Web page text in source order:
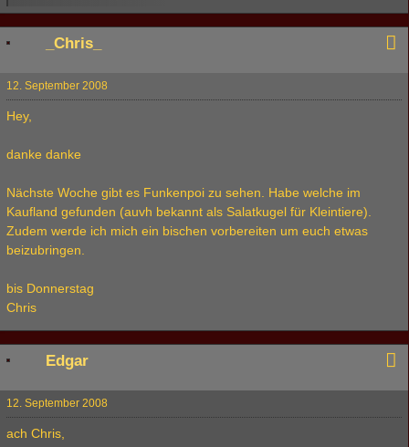
_Chris_
12. September 2008
Hey,
danke danke
Nächste Woche gibt es Funkenpoi zu sehen. Habe welche im
Kaufland gefunden (auvh bekannt als Salatkugel für Kleintiere).
Zudem werde ich mich ein bischen vorbereiten um euch etwas
beizubringen.
bis Donnerstag
Chris
Edgar
12. September 2008
ach Chris,